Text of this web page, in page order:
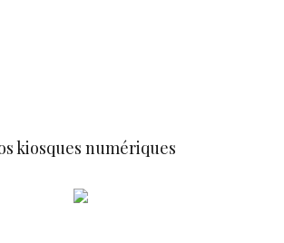
kiosques numériques